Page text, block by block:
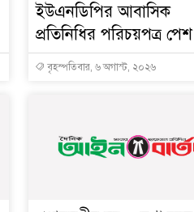
ইউএনডিপির আবাসিক
প্রতিনিধির পরিচয়পত্র পেশ
বৃহস্পতিবার, ৬ অগাস্ট, ২০২৬